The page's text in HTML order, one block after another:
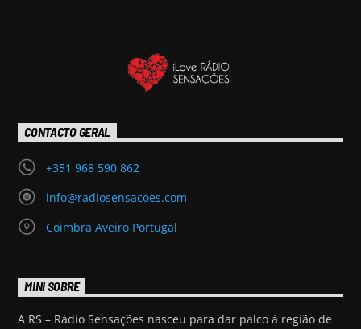
CONTACTO GERAL
+351 968 590 862
info@radiosensacoes.com
Coimbra Aveiro Portugal
MINI SOBRE
A RS – Rádio Sensações nasceu para dar palco à região de